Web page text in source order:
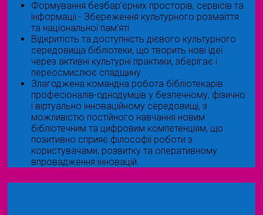
Формування безбар’єрних просторів, сервісів та
інформації - Збереження культурного розмаїття
та національної пам’яті
Відкритість та доступність дієвого культурного
середовища бібліотеки, що творить нові ідеї
через активні культурні практики, зберігає і
переосмислює спадщину
Злагоджена командна робота бібліотекарів
професіоналів-однодумців у безпечному, фізично
і віртуально інноваційному середовищі, з
можливістю постійного навчання новим
бібліотечним та цифровим компетенціям, що
позитивно сприяє філософії роботи з
користувачами, розвитку та оперативному
впровадження інновацій.